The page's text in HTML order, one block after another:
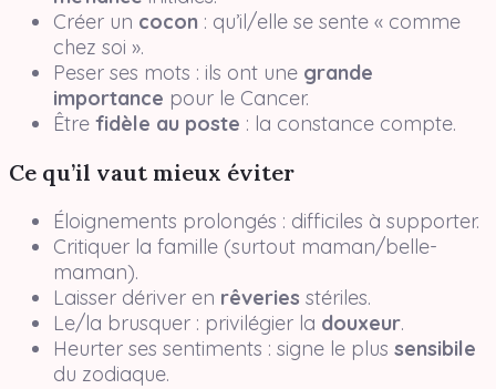
Créer un cocon : qu’il/elle se sente « comme
chez soi ».
Peser ses mots : ils ont une grande
importance pour le Cancer.
Être fidèle au poste : la constance compte.
Ce qu’il vaut mieux éviter
Éloignements prolongés : difficiles à supporter.
Critiquer la famille (surtout maman/belle-
maman).
Laisser dériver en rêveries stériles.
Le/la brusquer : privilégier la douxeur.
Heurter ses sentiments : signe le plus sensibile
du zodiaque.